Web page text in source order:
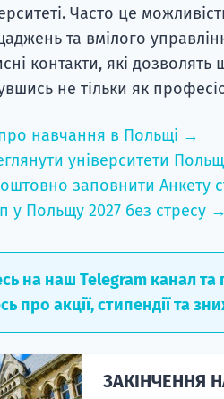
Часто це
та вмілого
контакти, які
не тільки як
навчання в Польщі →
університети
заповнити Анкету
у Польщу 2027 без стресу →
на наш Telegram канал
про акції, стипендії та
ЗАКІНЧЕННЯ